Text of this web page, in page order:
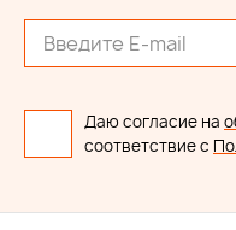
Даю согласие на
соответствие с